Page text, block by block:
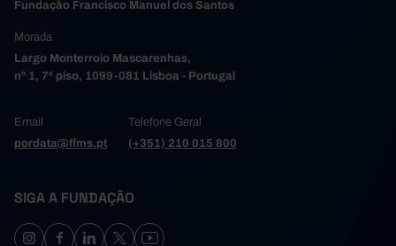
Fundação Francisco Manuel dos Santos
Morada
Largo Monterroio Mascarenhas,
nº 1, 7º piso, 1099-081 Lisboa - Portugal
Email
pordata@ffms.pt
Telefone Geral
(+351) 210 015 800
SIGA A FUNDAÇÃO